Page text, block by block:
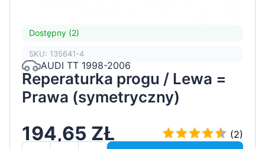
Dostępny (2)
SKU: 135641-4
AUDI TT 1998-2006
Reperaturka progu / Lewa =
Prawa (symetryczny)
194,65 ZŁ
(2)